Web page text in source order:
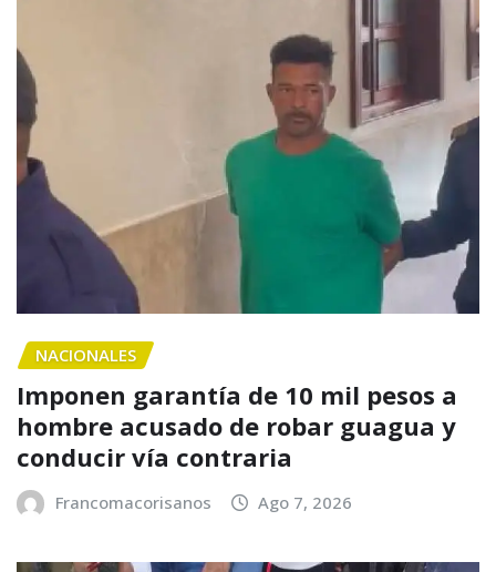
NACIONALES
Imponen garantía de 10 mil pesos a
hombre acusado de robar guagua y
conducir vía contraria
Francomacorisanos Ago 7, 2026